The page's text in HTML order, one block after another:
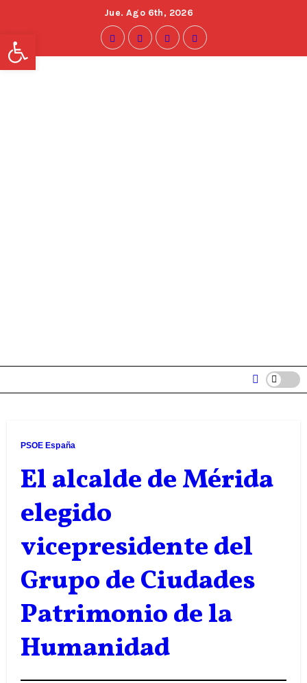
Jue. Ago 6th, 2026
PSOE España
El alcalde de Mérida
elegido
vicepresidente del
Grupo de Ciudades
Patrimonio de la
Humanidad
Abrir barra de herramientas